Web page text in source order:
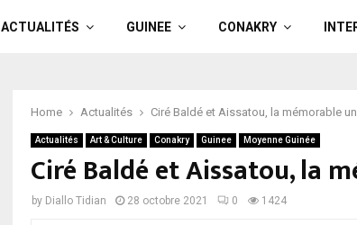
ACTUALITÉS GUINEE CONAKRY
Home Actualités Ciré Baldé et Aissatou, la mémorable
Actualités Art & Culture Conakry Guinee Moyenne Guinée
Ciré Baldé et Aissatou, la
by Diallo Tidian 28 octobre 2021 0 1424